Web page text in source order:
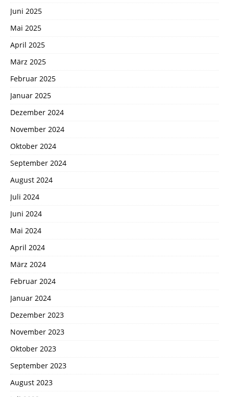
Juni 2025
Mai 2025
April 2025
März 2025
Februar 2025
Januar 2025
Dezember 2024
November 2024
Oktober 2024
September 2024
August 2024
Juli 2024
Juni 2024
Mai 2024
April 2024
März 2024
Februar 2024
Januar 2024
Dezember 2023
November 2023
Oktober 2023
September 2023
August 2023